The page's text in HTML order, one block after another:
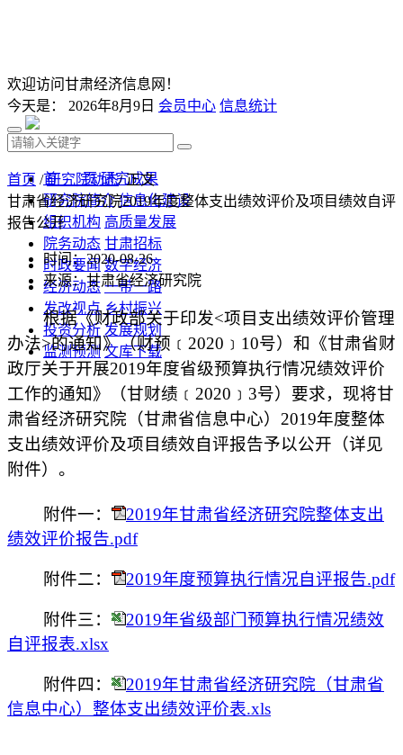
欢迎访问甘肃经济信息网！
今天是： 2026年8月9日 会员中心 信息统计
首 页 研究成果
研究院简介 信息化建设
组织机构 高质量发展
院务动态 甘肃招标
时政要闻 数字经济
经济动态 一带一路
发改视点 乡村振兴
投资分析 发展规划
监测预测 文库下载
首页 /研究院动态/ 正文
甘肃省经济研究院2019年度整体支出绩效评价及项目绩效自评
报告公开
时间：2020-08-26
来源：甘肃省经济研究院
根据《财政部关于印发<项目支出绩效评价管理
办法>的通知》（财预﹝2020﹞10号）和《甘肃省财
政厅关于开展2019年度省级预算执行情况绩效评价
工作的通知》（甘财绩﹝2020﹞3号）要求，现将甘
肃省经济研究院（甘肃省信息中心）2019年度整体
支出绩效评价及项目绩效自评报告予以公开（详见
附件）。
附件一：
2019年甘肃省经济研究院整体支出
绩效评价报告.pdf
附件二： 2019年度预算执行情况自评报告.pdf
附件三：
2019年省级部门预算执行情况绩效
自评报表.xlsx
附件四：
2019年甘肃省经济研究院（甘肃省
信息中心）整体支出绩效评价表.xls